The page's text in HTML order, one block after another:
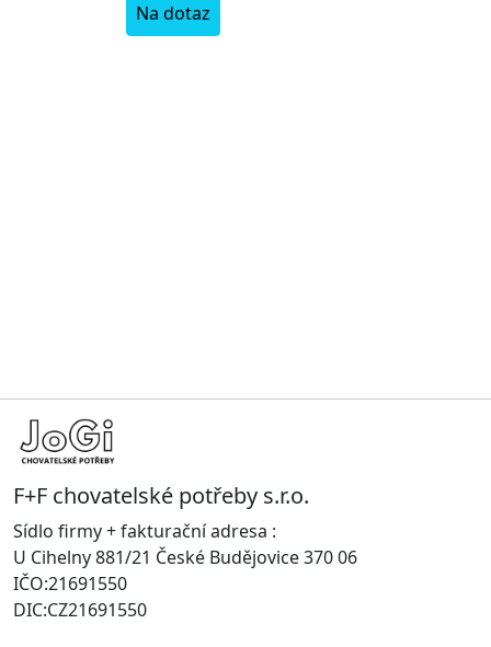
Na dotaz
F+F chovatelské potřeby s.r.o.
Sídlo firmy + fakturační adresa :
U Cihelny 881/21 České Budějovice 370 06
IČO:21691550
DIC:CZ21691550